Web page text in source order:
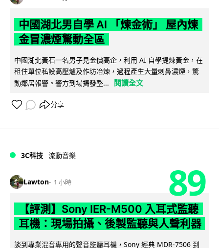
中國湖北男自學 AI 「煉金術」 屋內煉
金冒濃煙驚動全區
中國湖北黃石一名男子見金價高企，利用 AI 自學提煉黃金，在
租住單位私設高壓爐及作坊冶煉，過程產生大量刺鼻濃煙，驚
動鄰居報警。警方到場揭發整...
閱讀全文
分享
3C科技 流動音樂
Lawton 1 小時 89
【評測】Sony IER-M500 入耳式監聽
耳機：現場拍攝、後製監聽與人聲利器
談到專業混音專用的聲音監聽耳機，Sony 經典 MDR-7506 到